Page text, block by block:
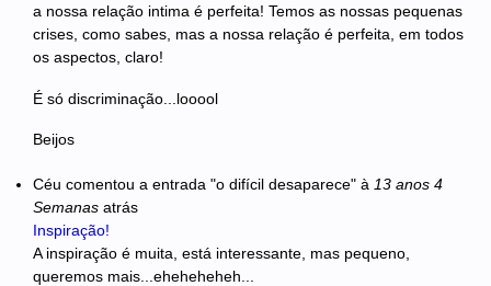
a nossa relação intima é perfeita! Temos as nossas pequenas
crises, como sabes, mas a nossa relação é perfeita, em todos
os aspectos, claro!
É só discriminação...looool
Beijos
Céu comentou a entrada "o difícil desaparece" à 13 anos 4
Semanas atrás
Inspiração!
A inspiração é muita, está interessante, mas pequeno,
queremos mais...eheheheheh...